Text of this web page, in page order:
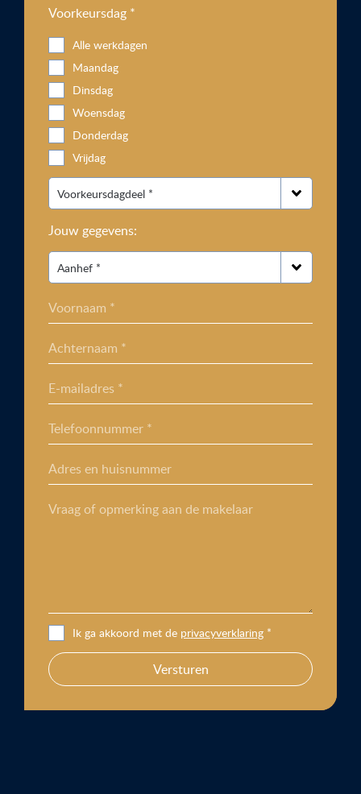
Voorkeursdag *
Alle werkdagen
Maandag
Dinsdag
Woensdag
Donderdag
Vrijdag
Jouw gegevens:
Voornaam *
Achternaam *
E-mailadres *
Telefoonnummer *
Adres en huisnummer
Vraag of opmerking aan de makelaar
Ik ga akkoord met de privacyverklaring *
Versturen